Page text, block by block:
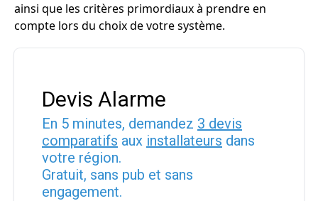
ainsi que les critères primordiaux à prendre en
compte lors du choix de votre système.
Devis Alarme
En 5 minutes, demandez 3 devis
comparatifs aux installateurs dans
votre région.
Gratuit, sans pub et sans
engagement.